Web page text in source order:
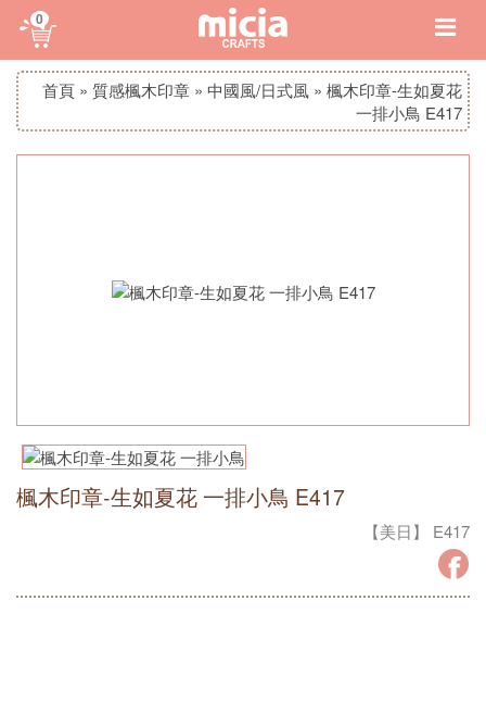
0
首頁 » 質感楓木印章 » 中國風/日式風 » 楓木印章-生如夏花
一排小鳥 E417
楓木印章-生如夏花 一排小鳥 E417
【美日】 E417